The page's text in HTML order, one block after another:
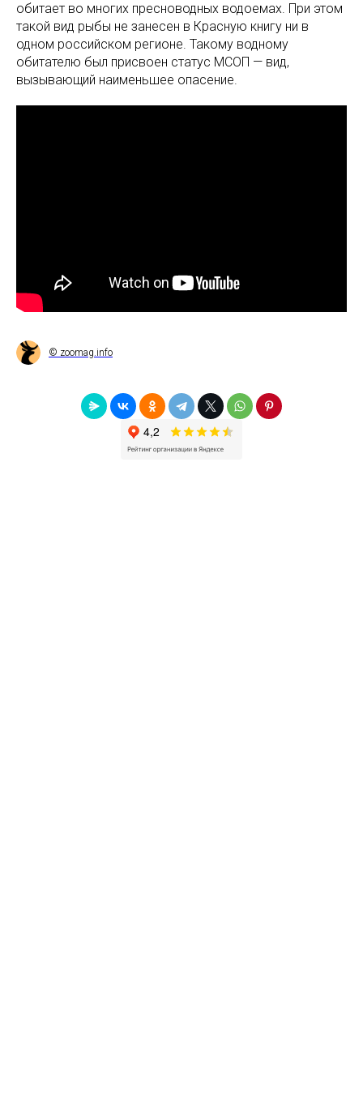
обитает во многих пресноводных водоемах. При этом
такой вид рыбы не занесен в Красную книгу ни в
одном российском регионе. Такому водному
обитателю был присвоен статус МСОП — вид,
вызывающий наименьшее опасение.
© zoomag.info